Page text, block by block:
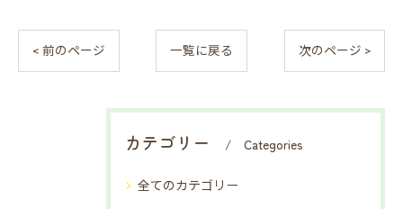
< 前のページ 一覧に戻る 次のページ >
カテゴリー Categories
全てのカテゴリー